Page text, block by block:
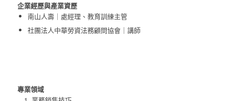
企業經歷與產業資歷
南山人壽｜處經理、教育訓練主管​
社團法人中華勞資法務顧問協會｜講師
專業領域